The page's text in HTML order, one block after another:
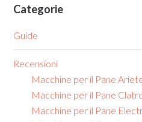
Categorie
Guide
Recensioni
Macchine per il Pane
Macchine per il Pane
Macchine per il Pane